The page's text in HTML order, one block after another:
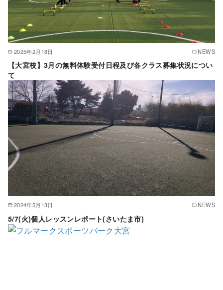
2025年2月18日 NEWS
【大宮校】3月の無料体験受付日程及び各クラス募集状況につい
て
2024年5月13日 NEWS
5/7(火)個人レッスンレポート(さいたま市)